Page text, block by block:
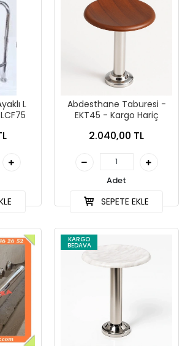
L
Abdesthane Taburesi -
EKT45 - Kargo Hariç
2.040,00 TL
Adet
SEPETE EKLE
KARGO
BEDAVA